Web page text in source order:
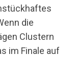
die
Clustern
im Finale auf